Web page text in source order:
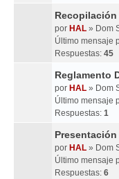
por HAL » Dom
Último mensaje
Respuestas: 45
Reglamento
por HAL » Dom
Último mensaje
Respuestas: 1
por HAL » Dom
Último mensaje
Respuestas: 6